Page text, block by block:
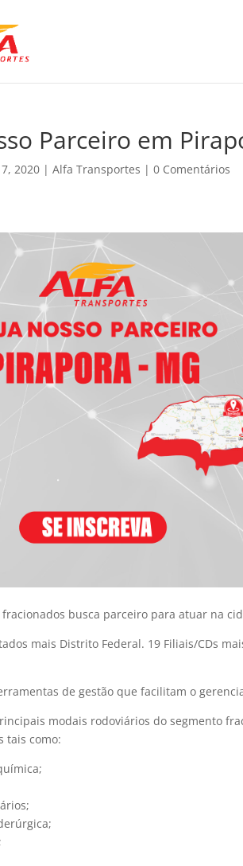
Parceiro em
2020 |Alfa Transportes |0 Comentários
busca parceiro para atuar na
mais Distrito Federal. 19 Filiais/CDs
de gestão que facilitam o
modais rodoviários do segmento
tais como: